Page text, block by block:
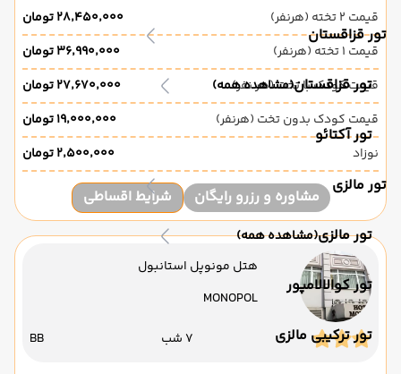
تور قزاقستان
تور قزاقستان(مشاهده همه)
تور آکتائو
تور مالزی
تور مالزی(مشاهده همه)
تور کوالالامپور
تور ترکیبی مالزی
قیمت 2 تخته (هرنفر)
۲۸٬۴۵۰٬۰۰۰ تومان
قیمت 1 تخته (هرنفر)
۳۶٬۹۹۰٬۰۰۰ تومان
قیمت کودک با تخت (هر نفر)
۲۷٬۶۷۰٬۰۰۰ تومان
قیمت کودک بدون تخت (هرنفر)
۱۹٬۰۰۰٬۰۰۰ تومان
نوزاد
۲٬۵۰۰٬۰۰۰ تومان
مشاوره و رزرو رایگان شرایط اقساطی
هتل مونوپل استانبول
MONOPOL
7 شب BB